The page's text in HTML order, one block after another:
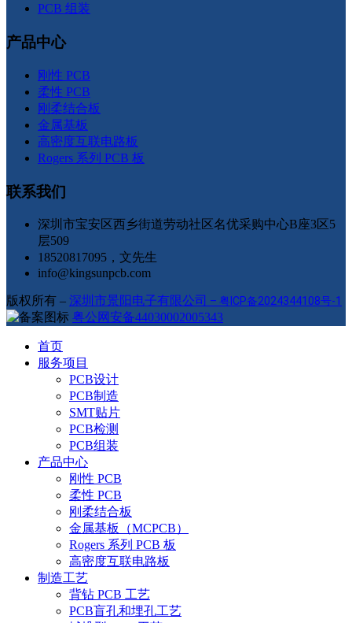
PCB 组装
产品中心
刚性 PCB
柔性 PCB
刚柔结合板
金属基板
高密度互联电路板
Rogers 系列 PCB 板
联系我们
深圳市宝安区西乡街道劳动社区名优采购中心B座3区5
层509
18520817095，文先生
info@kingsunpcb.com
版权所有 – 深圳市景阳电子有限公司 – 粤ICP备2024344108号-1
粤公网安备44030002005343
首页
服务项目
PCB设计
PCB制造
SMT贴片
PCB检测
PCB组装
产品中心
刚性 PCB
柔性 PCB
刚柔结合板
金属基板（MCPCB）
Rogers 系列 PCB 板
高密度互联电路板
制造工艺
背钻 PCB 工艺
PCB盲孔和埋孔工艺